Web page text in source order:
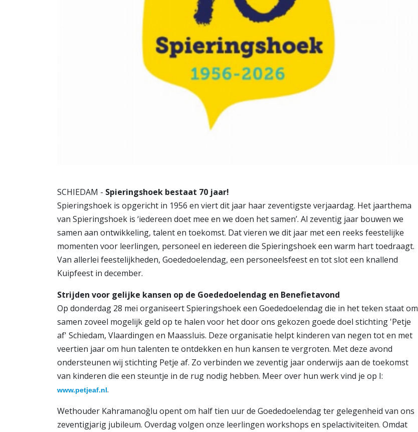
SCHIEDAM - Spieringshoek bestaat 70 jaar!
Spieringshoek is opgericht in 1956 en viert dit jaar haar zeventigste verjaardag. Het jaarthema
van Spieringshoek is ‘iedereen doet mee en we doen het samen’. Al zeventig jaar bouwen we
samen aan ontwikkeling, talent en toekomst. Dat vieren we dit jaar met een reeks feestelijke
momenten voor leerlingen, personeel en iedereen die Spieringshoek een warm hart toedraagt.
Van allerlei feestelijkheden, Goededoelendag, een personeelsfeest en tot slot een knallend
Kuipfeest in december.
Strijden voor gelijke kansen op de Goededoelendag en Benefietavond
Op donderdag 28 mei organiseert Spieringshoek een Goededoelendag die in het teken staat om
samen zoveel mogelijk geld op te halen voor het door ons gekozen goede doel stichting 'Petje
af' Schiedam, Vlaardingen en Maassluis. Deze organisatie helpt kinderen van negen tot en met
veertien jaar om hun talenten te ontdekken en hun kansen te vergroten. Met deze avond
ondersteunen wij stichting Petje af. Zo verbinden we zeventig jaar onderwijs aan de toekomst
van kinderen die een steuntje in de rug nodig hebben. Meer over hun werk vind je op I:
www.petjeaf.nl.
Wethouder Kahramanoğlu opent om half tien uur de Goededoelendag ter gelegenheid van ons
zeventigjarig jubileum. Overdag volgen onze leerlingen workshops en spelactiviteiten. Omdat